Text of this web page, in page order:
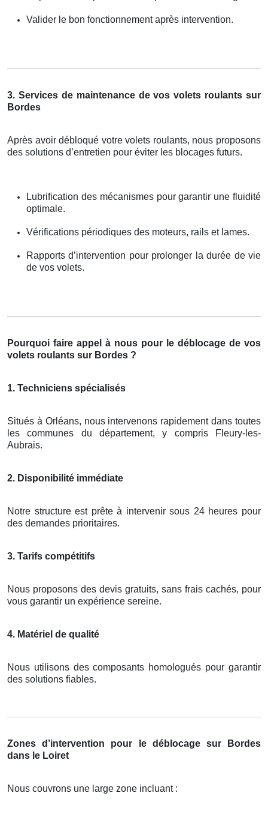
Valider le bon fonctionnement après intervention.
3. Services de maintenance de vos volets roulants sur
Bordes
Après avoir débloqué votre volets roulants, nous proposons
des solutions d’entretien pour éviter les blocages futurs.
Lubrification des mécanismes pour garantir une fluidité
optimale.
Vérifications périodiques des moteurs, rails et lames.
Rapports d’intervention pour prolonger la durée de vie
de vos volets.
Pourquoi faire appel à nous pour le déblocage de vos
volets roulants sur Bordes ?
1. Techniciens spécialisés
Situés à Orléans, nous intervenons rapidement dans toutes
les communes du département, y compris Fleury-les-
Aubrais.
2. Disponibilité immédiate
Notre structure est prête à intervenir sous 24 heures pour
des demandes prioritaires.
3. Tarifs compétitifs
Nous proposons des devis gratuits, sans frais cachés, pour
vous garantir un expérience sereine.
4. Matériel de qualité
Nous utilisons des composants homologués pour garantir
des solutions fiables.
Zones d’intervention pour le déblocage sur Bordes
dans le Loiret
Nous couvrons une large zone incluant :